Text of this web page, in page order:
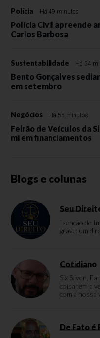
Polícia Há 49 minutos
Polícia Civil apreende
Carlos Barbosa
Sustentabilidade Há 54
Bento Gonçalves
em setembro
Negócios Há 55 minutos
Feirão de Veículos da
mi em financiamentos
Blogs e colunas
Seu
Isenção de
grave: um
Cotidiano
Six Seven,
coisa tem a
com a nossa
De Fato é